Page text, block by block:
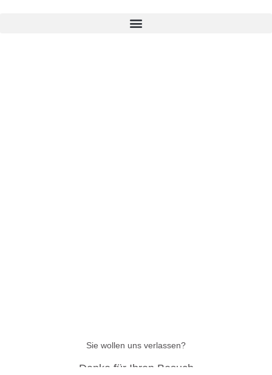
Sie wollen uns verlassen?
Danke für Ihren Besuch